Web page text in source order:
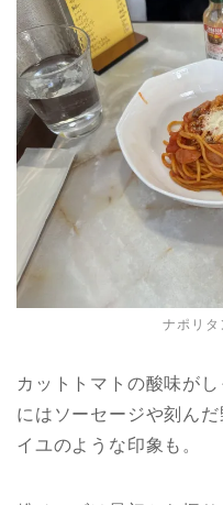
ナポリ
カットトマトの酸味が
にはソーセージや刻ん
イユのような印象も。